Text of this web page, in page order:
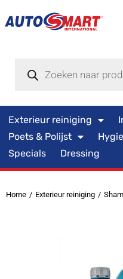
Exterieur reiniging
Poets & Polijst
Specials
Dressing
Je bent hier:
Home Exterieur reiniging